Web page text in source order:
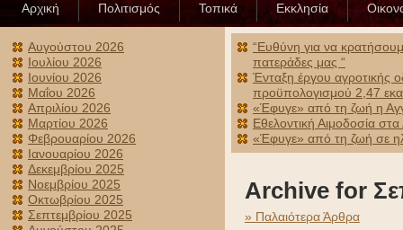
Αρχική Πολιτισμός Τοπικά Εκκλησία
Αυγούστου 2026
Ιουλίου 2026
Ιουνίου 2026
Μαΐου 2026
Απριλίου 2026
Μαρτίου 2026
Φεβρουαρίου 2026
Ιανουαρίου 2026
Δεκεμβρίου 2025
Νοεμβρίου 2025
Οκτωβρίου 2025
Σεπτεμβρίου 2025
“Ευθύνη για να
πατεράδες μας “
Ένταξη έργου αγροτικής
προϋπολογισμού 2,47
«Έφυγε» από τη ζωή η
Εθελοντική Αιμοδοσία
«Έφυγε» από τη ζωή σε
Archive for
» Παλαιότερα Άρθρα